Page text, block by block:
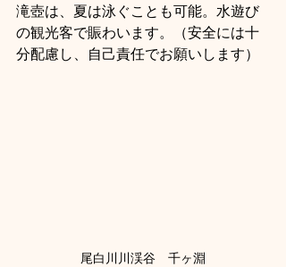
滝壺は、夏は泳ぐことも可能。水遊び
の観光客で賑わいます。（安全には十
分配慮し、自己責任でお願いします）
尾白川川渓谷　千ヶ淵